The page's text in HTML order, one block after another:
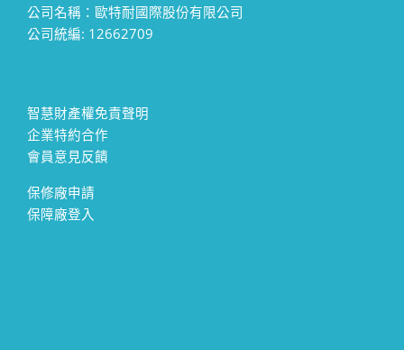
公司名稱：歐特耐國際股份有限公司
公司統編: 12662709
智慧財產權免責聲明
企業特約合作
會員意見反饋
保修廠申請
保障廠登入